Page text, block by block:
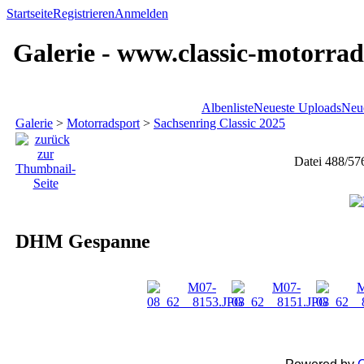
StartseiteRegistrierenAnmelden
Galerie - www.classic-
AlbenlisteNeueste Uploads
Galerie > Motorradsport > Sachsenring Classic 2025
Datei 488/
DHM Gespanne